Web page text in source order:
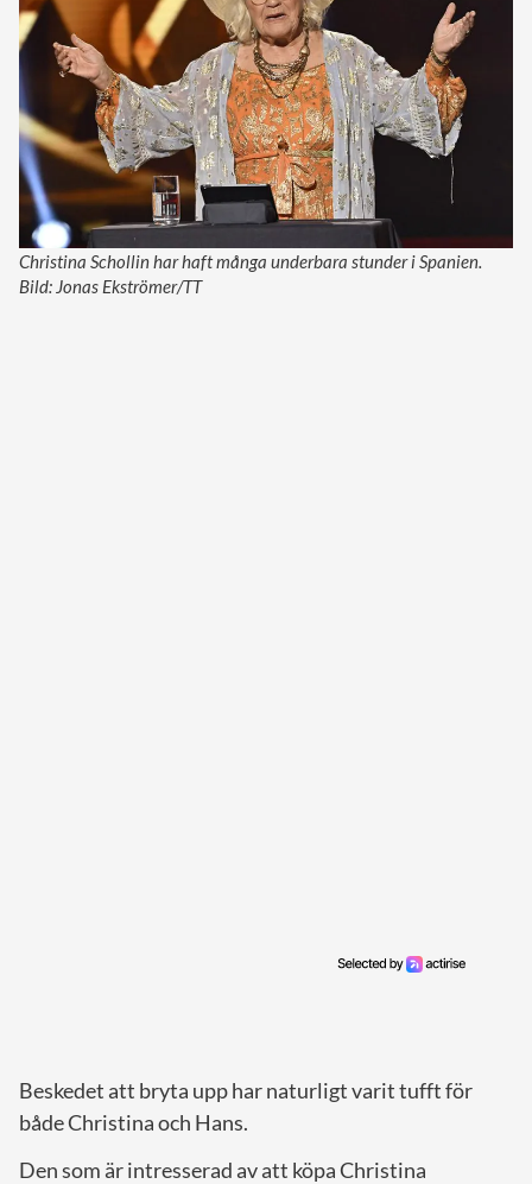
Christina Schollin har haft många underbara stunder i Spanien.
Bild: Jonas Ekströmer/TT
Beskedet att bryta upp har naturligt varit tufft för
både Christina och Hans.
Den som är intresserad av att köpa Christina